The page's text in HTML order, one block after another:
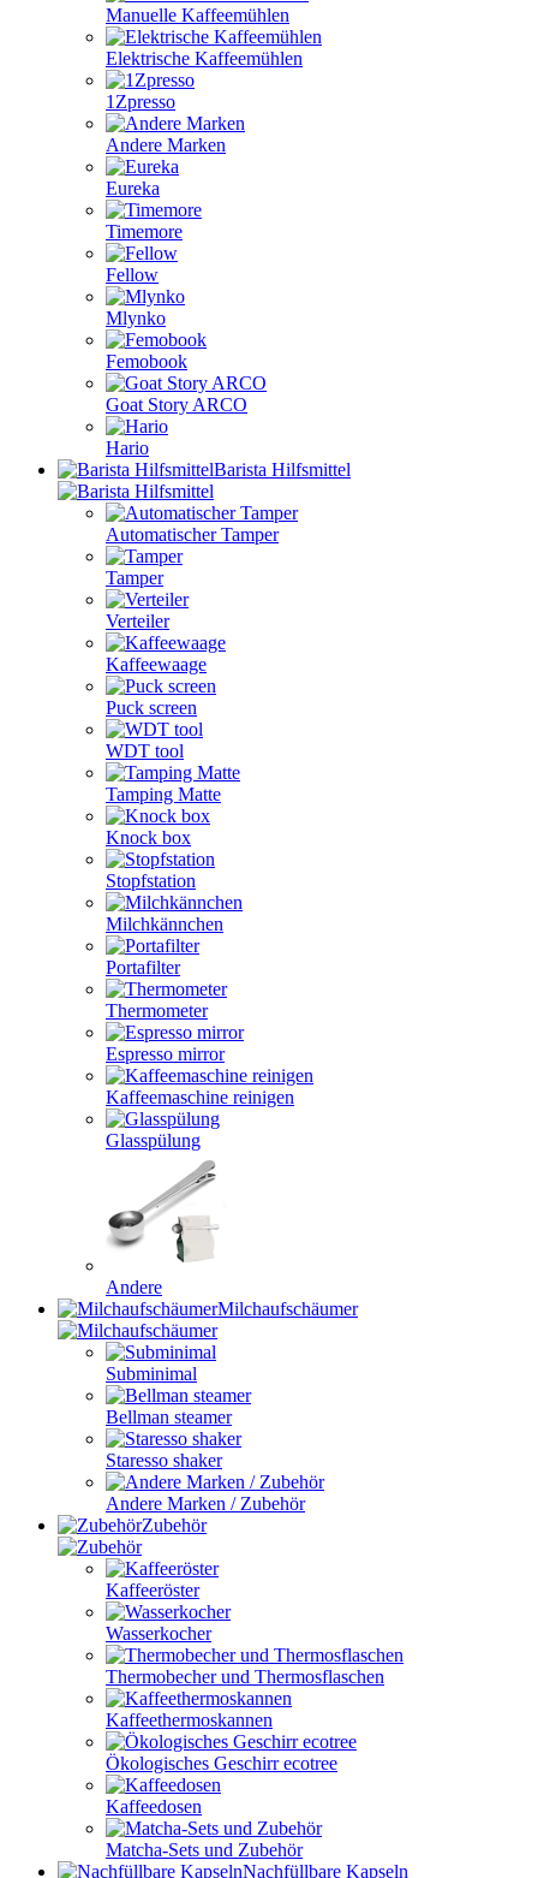
Manuelle Kaffeemühlen
Elektrische Kaffeemühlen
1Zpresso
Andere Marken
Eureka
Timemore
Fellow
Mlynko
Femobook
Goat Story ARCO
Hario
Barista Hilfsmittel
Automatischer Tamper
Tamper
Verteiler
Kaffeewaage
Puck screen
WDT tool
Tamping Matte
Knock box
Stopfstation
Milchkännchen
Portafilter
Thermometer
Espresso mirror
Kaffeemaschine reinigen
Glasspülung
Andere
Milchaufschäumer
Subminimal
Bellman steamer
Staresso shaker
Andere Marken / Zubehör
Zubehör
Kaffeeröster
Wasserkocher
Thermobecher und Thermosflaschen
Kaffeethermoskannen
Ökologisches Geschirr ecotree
Kaffeedosen
Matcha-Sets und Zubehör
Nachfüllbare Kapseln